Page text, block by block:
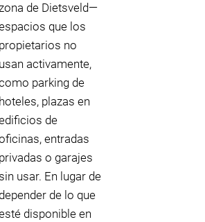
de Dietsveld—
que los
propietarios no
usan activamente,
parking de
hoteles, plazas en
de
entradas
privadas o garajes
sin usar. En lugar de
depender de lo que
disponible en